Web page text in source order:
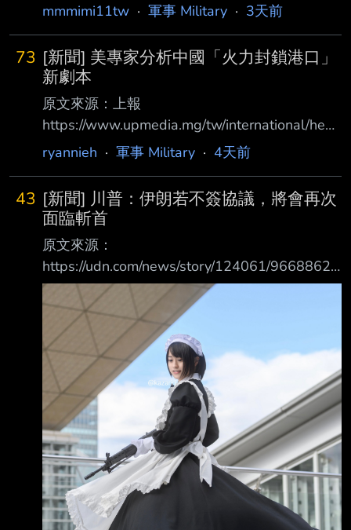
mmmimi11tw · 軍事 Military · 3天前
73 [新聞] 美專家分析中國「火力封鎖港口」
新劇本
原文來源：上報
https://www.upmedia.mg/tw/international/head
lines/265400 原文摘要： 不必圍島也能封鎖台
中國近年加大環台軍演，被認為可能藉由海上
封鎖來逼台灣人民屈服。專家指出，海上封鎖
仍然有風險，可能會與美國在內的大國發生衝
突，但有一種方法不需要包圍台灣、不需要封
閉台灣海峽，也能達到封鎖效果，那就是對台
灣港口進行「火力封鎖」（blockade by fire）。
《外交事務》4日刊載一篇文章，標題
ryannieh · 軍事 Military · 4天前
43 [新聞] 川普：伊朗若不簽協議，將會再次
面臨斬首
原文來源：
https://udn.com/news/story/124061/9668862
原文摘要： 美國總統川普今天在白宮表示，如
果伊朗不同意達成結束兩國衝突的協議，就會面
臨「斬 首」，而伊朗當局還有最後一次機會 川
普：「我認為我們或許能達成一些東西，但在對
他 們斬首之前，我想給他們最後機會。」 伊朗
外交部發言人貝卡伊稍早宣稱，未與美國進行談
判，之後川普就於社群媒體發文批評 ，伊朗領
導階層極為表裡不一 當被問及談判狀況時，川
普告訴記者「目前正進行中」。他還說：「這是
他們（伊朗）簽 署一份好文件的最